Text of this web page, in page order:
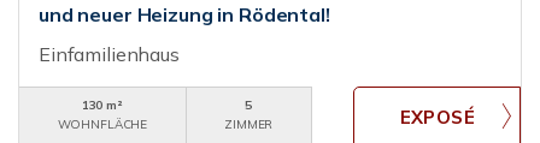
und neuer Heizung in Rödental!
Einfamilienhaus
130 m²
WOHNFLÄCHE
5
ZIMMER